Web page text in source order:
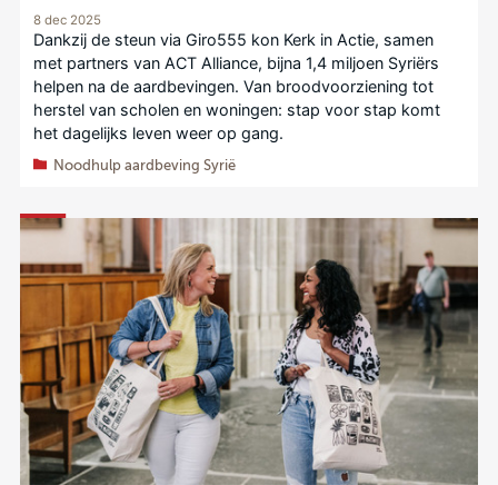
8 dec 2025
Dankzij de steun via Giro555 kon Kerk in Actie, samen
met partners van ACT Alliance, bijna 1,4 miljoen Syriërs
helpen na de aardbevingen. Van broodvoorziening tot
herstel van scholen en woningen: stap voor stap komt
het dagelijks leven weer op gang.
Noodhulp aardbeving Syrië